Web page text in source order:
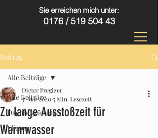
Sie erreichen mich unter:
0176 /519 504 43
Beitrag
Alle Beiträge
Dachbegrünungen
Fliesen
Alle Beiträge
Zu lange Ausstoßzeit für
Warmwasser
Dieter Pregizer
3. Mai 20205 Min. Lesezeit